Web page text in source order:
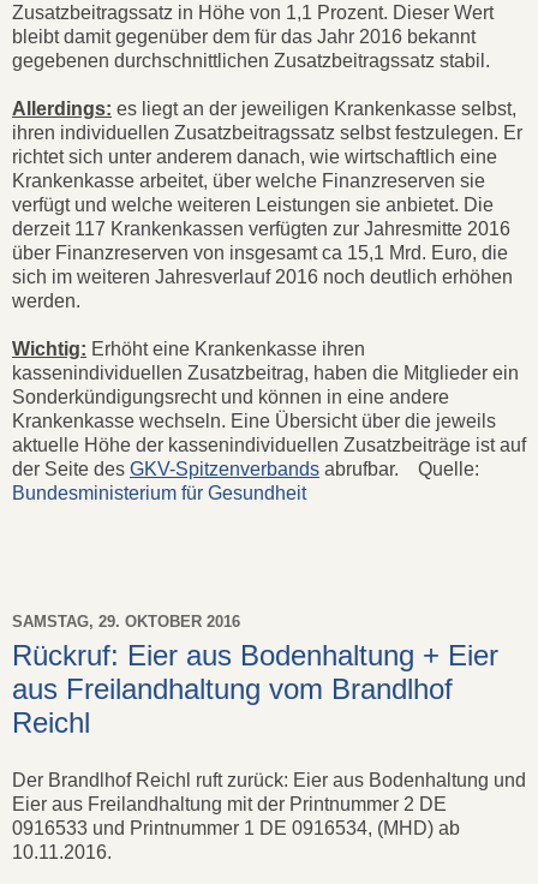
Zusatzbeitragssatz in Höhe von 1,1 Prozent. Dieser Wert
bleibt damit gegenüber dem für das Jahr 2016 bekannt
gegebenen durchschnittlichen Zusatzbeitragssatz stabil.
Allerdings: es liegt an der jeweiligen Krankenkasse selbst,
ihren individuellen Zusatzbeitragssatz selbst festzulegen. Er
richtet sich unter anderem danach, wie wirtschaftlich eine
Krankenkasse arbeitet, über welche Finanzreserven sie
verfügt und welche weiteren Leistungen sie anbietet. Die
derzeit 117 Krankenkassen verfügten zur Jahresmitte 2016
über Finanzreserven von insgesamt ca 15,1 Mrd. Euro, die
sich im weiteren Jahresverlauf 2016 noch deutlich erhöhen
werden.
Wichtig: Erhöht eine Krankenkasse ihren
kassenindividuellen Zusatzbeitrag, haben die Mitglieder ein
Sonderkündigungsrecht und können in eine andere
Krankenkasse wechseln. Eine Übersicht über die jeweils
aktuelle Höhe der kassenindividuellen Zusatzbeiträge ist auf
der Seite des GKV-Spitzenverbands abrufbar. Quelle:
Bundesministerium für Gesundheit
SAMSTAG, 29. OKTOBER 2016
Rückruf: Eier aus Bodenhaltung + Eier
aus Freilandhaltung vom Brandlhof
Reichl
Der Brandlhof Reichl ruft zurück: Eier aus Bodenhaltung und
Eier aus Freilandhaltung mit der Printnummer 2 DE
0916533 und Printnummer 1 DE 0916534, (MHD) ab
10.11.2016.